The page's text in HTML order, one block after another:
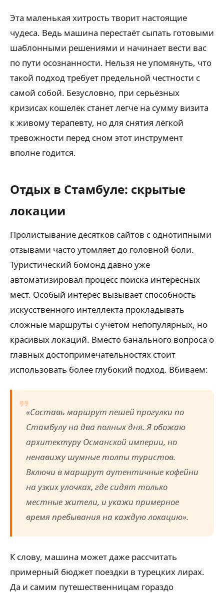
Эта маленькая хитрость творит настоящие
чудеса. Ведь машина перестаёт сыпать готовыми
шаблонными решениями и начинает вести вас
по пути осознанности. Нельзя не упомянуть, что
такой подход требует предельной честности с
самой собой. Безусловно, при серьёзных
кризисах кошелёк станет легче на сумму визита
к живому терапевту, но для снятия лёгкой
тревожности перед сном этот инструмент
вполне годится.
Отдых в Стамбуле: скрытые
локации
Пролистывание десятков сайтов с однотипными
отзывами часто утомляет до головной боли.
Туристический бомонд давно уже
автоматизировал процесс поиска интересных
мест. Особый интерес вызывает способность
искусственного интеллекта прокладывать
сложные маршруты с учётом непопулярных, но
красивых локаций. Вместо банального вопроса о
главных достопримечательностях стоит
использовать более глубокий подход. Вбиваем:
«Составь маршрут пешей прогулки по
Стамбулу на два полных дня. Я обожаю
архитектуру Османской империи, но
ненавижу шумные толпы туристов.
Включи в маршрут аутентичные кофейни
на узких улочках, где сидят только
местные жители, и укажи примерное
время пребывания на каждую локацию».
К слову, машина может даже рассчитать
примерный бюджет поездки в турецких лирах.
Да и самим путешественницам гораздо